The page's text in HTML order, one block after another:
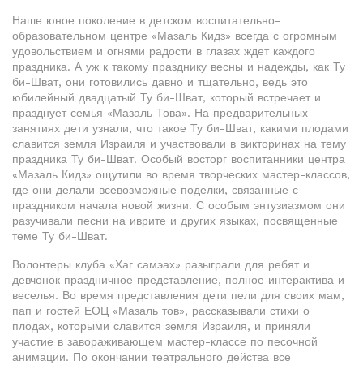
Наше юное поколение в детском воспитательно-
образовательном центре «Мазаль Кидз» всегда с огромным
удовольствием и огнями радости в глазах ждет каждого
праздника. А уж к такому празднику весны и надежды, как Ту
би-Шват, они готовились давно и тщательно, ведь это
юбилейный двадцатый Ту би-Шват, который встречает и
празднует семья «Мазаль Това». На предварительных
занятиях дети узнали, что такое Ту би-Шват, какими плодами
славится земля Израиля и участвовали в викторинах на тему
праздника Ту би-Шват. Особый восторг воспитанники центра
«Мазаль Кидз» ощутили во время творческих мастер-классов,
где они делали всевозможные поделки, связанные с
праздником начала новой жизни. С особым энтузиазмом они
разучивали песни на иврите и других языках, посвященные
теме Ту би-Шват.
Волонтеры клуба «Хаг самэах» разыграли для ребят и
девчонок праздничное представление, полное интерактива и
веселья. Во время представления дети пели для своих мам,
пап и гостей ЕОЦ «Мазаль тов», рассказывали стихи о
плодах, которыми славится земля Израиля, и приняли
участие в завораживающем мастер-классе по песочной
анимации. По окончании театрального действа все